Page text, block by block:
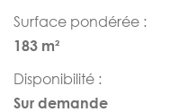
Surface pondérée :
183 m²
Disponibilité :
Sur demande